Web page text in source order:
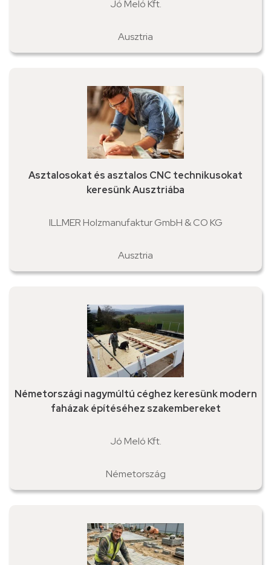
Jó Meló Kft.
Ausztria
Asztalosokat és asztalos CNC technikusokat
keresünk Ausztriába
ILLMER Holzmanufaktur GmbH & CO KG
Ausztria
Németországi nagymúltú céghez keresünk modern
faházak építéséhez szakembereket
Jó Meló Kft.
Németország